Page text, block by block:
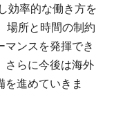
効率的な働き方を
場所と時間の制約
マンスを発揮でき
さらに今後は海外
進めていきま